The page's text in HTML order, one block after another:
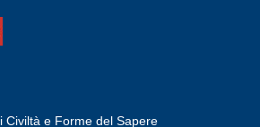
Civiltà e Forme del Sapere